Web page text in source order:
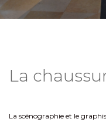
La
La scénographie et le